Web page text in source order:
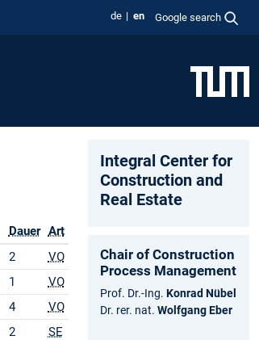
de en Google search
Dauer Art
2
VO
1
VO
4
VO
2
SE
Integral Center for
Construction and
Real Estate
Chair of Construction
Process Management
Prof. Dr.-Ing. Konrad Nübel
Dr. rer. nat. Wolfgang Eber